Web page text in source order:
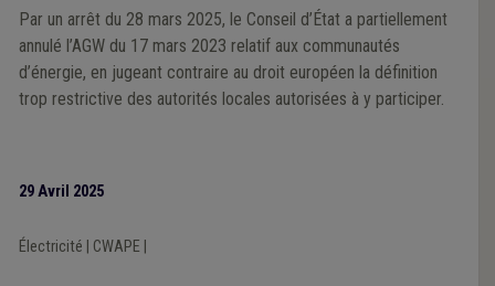
Par un arrêt du 28 mars 2025, le Conseil d’État a partiellement
annulé l’AGW du 17 mars 2023 relatif aux communautés
d’énergie, en jugeant contraire au droit européen la définition
trop restrictive des autorités locales autorisées à y participer.
29 Avril 2025
Électricité CWAPE